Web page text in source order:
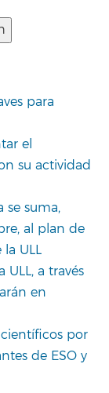
para
el
su actividad
se suma,
al plan de
ULL
ULL, a través
en
por
de ESO y